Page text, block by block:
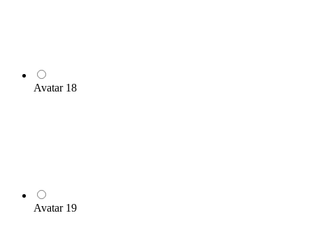
Avatar 18
Avatar 19